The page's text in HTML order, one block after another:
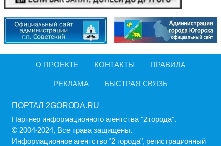
О ПРОЕКТЕ КОНТАКТЫ ПРАВИЛА
РЕКЛАМА БЫСТРАЯ СВЯЗЬ
ПОРТАЛ 2GORODA.RU
Партнер информационного агентства "2 города".
© 2004-2024, Все права защищены.
Информационное агентство "2 города", регистрационный